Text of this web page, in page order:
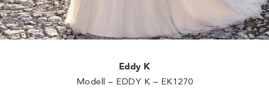
Eddy K
Modell – EDDY K – EK1270